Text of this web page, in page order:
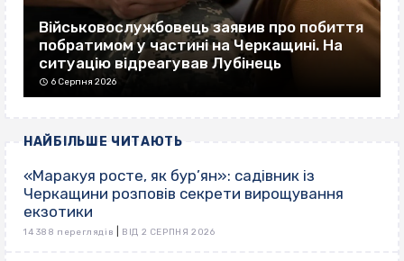
Військовослужбовець заявив про побиття
побратимом у частині на Черкащині. На
ситуацію відреагував Лубінець
6 Серпня 2026
НАЙБІЛЬШЕ ЧИТАЮТЬ
«Маракуя росте, як бур’ян»: садівник із
Черкащини розповів секрети вирощування
екзотики
14 388 переглядів ВІД 2 СЕРПНЯ 2026